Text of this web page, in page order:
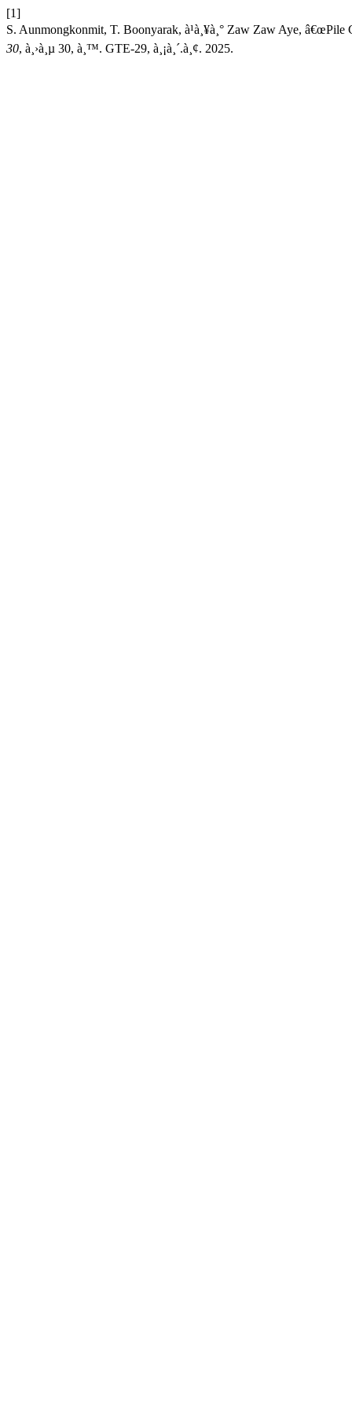
[1]
S. Aunmongkonmit, T. Boonyarak, à¹à¸¥à¸° Zaw Zaw Aye,
30, à¸›à¸µ 30, à¸™. GTE-29, à¸¡à¸´.à¸¢. 2025.